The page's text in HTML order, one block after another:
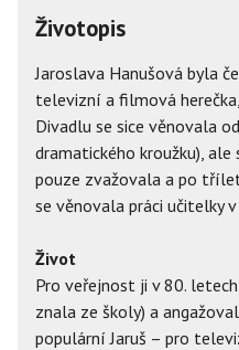
Životopis
Jaroslava Hanušová byla
televizní a filmová
Divadlu se sice věnovala
dramatického kroužku),
pouze zvažovala a po
se věnovala práci učitelky
Život
Pro veřejnost ji v 80.
znala ze školy) a
populární Jaruš – pro